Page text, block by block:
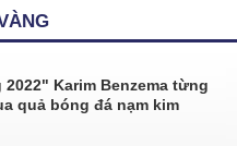
Karim Benzema từng
quả bóng đá nạm kim